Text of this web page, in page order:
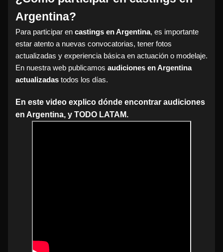
Argentina?
Para participar en castings en Argentina, es importante
estar atento a nuevas convocatorias, tener fotos
actualizadas y experiencia básica en actuación o modelaje.
En nuestra web publicamos audiciones en Argentina
actualizadas todos los días.
En este video explico dónde encontrar audiciones
en Argentina, y TODO LATAM.